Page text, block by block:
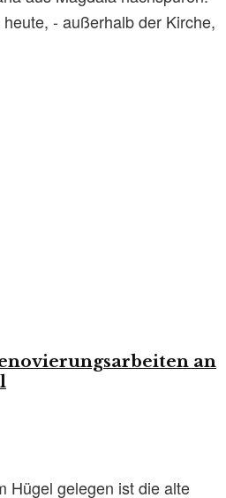
- außerhalb der Kirche,
an
Hügel gelegen ist die alte